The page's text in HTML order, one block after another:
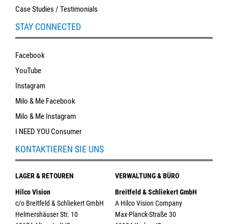
Case Studies / Testimonials
STAY CONNECTED
Facebook
YouTube
Instagram
Milo & Me Facebook
Milo & Me Instagram
I NEED YOU Consumer
KONTAKTIEREN SIE UNS
LAGER & RETOUREN
Hilco Vision
c/o Breitfeld & Schliekert GmbH
Helmershäuser Str. 10
VERWALTUNG & BÜRO
Breitfeld & Schliekert GmbH
A Hilco Vision Company
Max-Planck-Straße 30